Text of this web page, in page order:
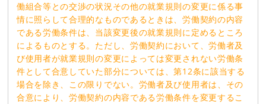
働組合等との交渉の状況その他の就業規則の変更に係る事
情に照らして合理的なものであるときは、労働契約の内容
である労働条件は、当該変更後の就業規則に定めるところ
によるものとする。ただし、労働契約において、労働者及
び使用者が就業規則の変更によっては変更されない労働条
件として合意していた部分については、第12条に該当する
場合を除き、この限りでない。労働者及び使用者は、その
合意により、労働契約の内容である労働条件を変更するこ